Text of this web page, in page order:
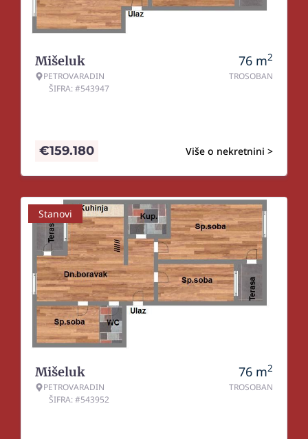
Mišeluk
PETROVARADIN
ŠIFRA: #543947
76 m2
TROSOBAN
Više o nekretnini >
€159.180
Stanovi
Mišeluk
PETROVARADIN
ŠIFRA: #543952
76 m2
TROSOBAN